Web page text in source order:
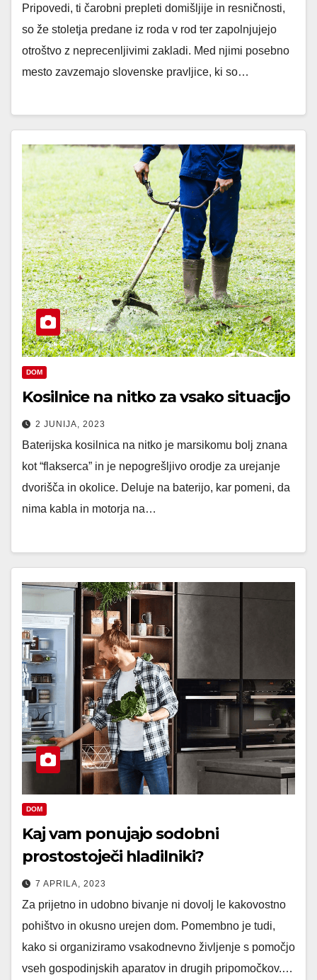
Pripovedi, ti čarobni prepleti domišljije in resničnosti,
so že stoletja predane iz roda v rod ter zapolnjujejo
otroštvo z neprecenljivimi zakladi. Med njimi posebno
mesto zavzemajo slovenske pravljice, ki so…
DOM
Kosilnice na nitko za vsako situacijo
2 JUNIJA, 2023
Baterijska kosilnica na nitko je marsikomu bolj znana
kot “flakserca” in je nepogrešljivo orodje za urejanje
dvorišča in okolice. Deluje na baterijo, kar pomeni, da
nima kabla in motorja na…
DOM
Kaj vam ponujajo sodobni
prostostoječi hladilniki?
7 APRILA, 2023
Za prijetno in udobno bivanje ni dovolj le kakovostno
pohištvo in okusno urejen dom. Pomembno je tudi,
kako si organiziramo vsakodnevno življenje s pomočjo
vseh gospodinjskih aparatov in drugih pripomočkov.…